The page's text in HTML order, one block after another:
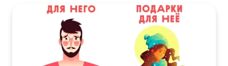
Поощряйте лояльность
Дарите подарки
Предложите бесплатную доставку
Предложите идеи праздничного декора